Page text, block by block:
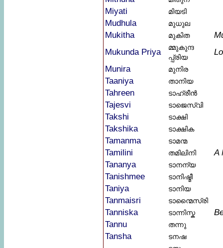
Miyati മിയടി
Mudhula മുധുല
Mukitha മുകിത
Mukunda Priya
മ്മുകുന്ദ
പ്പ്രിയ
Munira
മുനിര
Taaniya താനിയ
Tahreen ടാഹ്രീൻ
Tajesvi ടാജെസ്വി
Takshi ടാക്ഷി
Takshika ടാക്ഷിക
Tamanma ടാമന്മ
Tamilini തമിലിനി
A
Tananya
ടാനന്യ
Tanishmee ടാനിഷ്മീ
Taniya ടാനിയ
Tanmaisri ടാന്മൈസ്രി
Tanniska ടാന്നിസ്ക
Tannu
തന്നു
Tansha ടനഷ